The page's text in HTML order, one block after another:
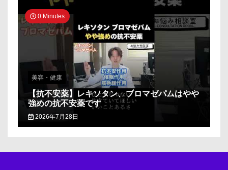
0 Minutes
美容・健康
【抗不安薬】レキソタン、ブロマゼパムはやや
強めの抗不安薬です
2026年7月28日